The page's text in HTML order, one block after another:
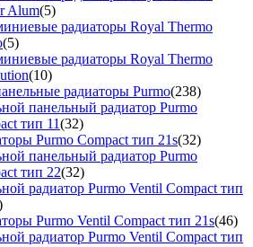
Alum(5)
радиаторы Royal Thermo
(5)
радиаторы Royal Thermo
(10)
радиаторы Purmo(238)
панельный радиатор Purmo
тип 11(32)
Purmo Compact тип 21s(32)
панельный радиатор Purmo
тип 22(32)
радиатор Purmo Ventil Compact тип
Purmo Ventil Compact тип 21s(46)
радиатор Purmo Ventil Compact тип